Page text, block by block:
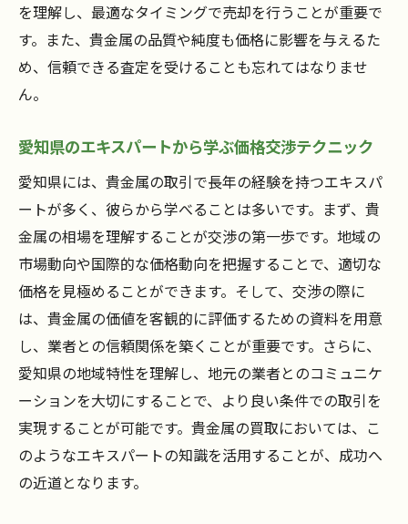
を理解し、最適なタイミングで売却を行うことが重要で
す。また、貴金属の品質や純度も価格に影響を与えるた
め、信頼できる査定を受けることも忘れてはなりませ
ん。
愛知県のエキスパートから学ぶ価格交渉テクニック
愛知県には、貴金属の取引で長年の経験を持つエキスパ
ートが多く、彼らから学べることは多いです。まず、貴
金属の相場を理解することが交渉の第一歩です。地域の
市場動向や国際的な価格動向を把握することで、適切な
価格を見極めることができます。そして、交渉の際に
は、貴金属の価値を客観的に評価するための資料を用意
し、業者との信頼関係を築くことが重要です。さらに、
愛知県の地域特性を理解し、地元の業者とのコミュニケ
ーションを大切にすることで、より良い条件での取引を
実現することが可能です。貴金属の買取においては、こ
のようなエキスパートの知識を活用することが、成功へ
の近道となります。